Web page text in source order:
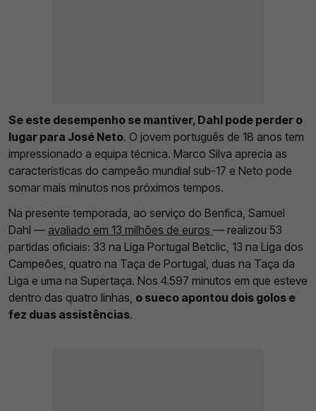
Se este desempenho se mantiver, Dahl pode perder o
lugar para José Neto. O jovem português de 18 anos tem
impressionado a equipa técnica. Marco Silva aprecia as
características do campeão mundial sub-17 e Neto pode
somar mais minutos nos próximos tempos.
Na presente temporada, ao serviço do Benfica, Samuel
Dahl — avaliado em 13 milhões de euros — realizou 53
partidas oficiais: 33 na Liga Portugal Betclic, 13 na Liga dos
Campeões, quatro na Taça de Portugal, duas na Taça da
Liga e uma na Supertaça. Nos 4.597 minutos em que esteve
dentro das quatro linhas, o sueco apontou dois golos e
fez duas assistências.